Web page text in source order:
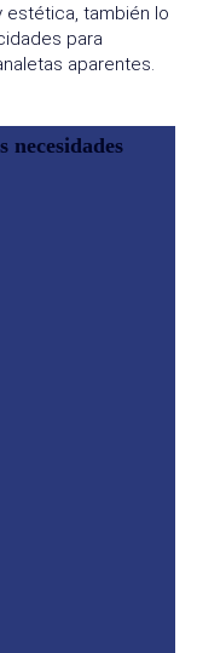
estética, también lo
para
aparentes.
necesidades